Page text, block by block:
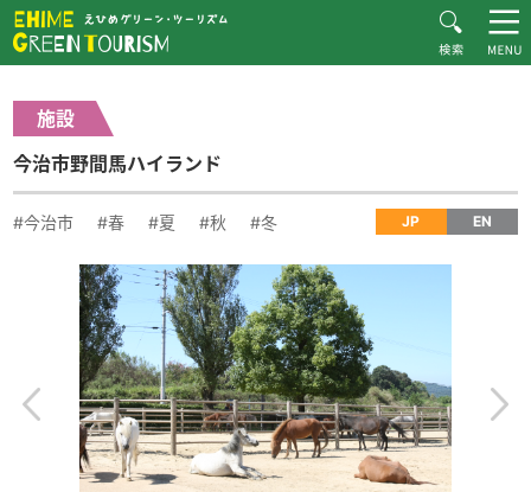
MOVIE
CONTACT
▶︎日本語
施設
今治市野間馬ハイランド
#今治市 #春 #夏 #秋 #冬 JP EN